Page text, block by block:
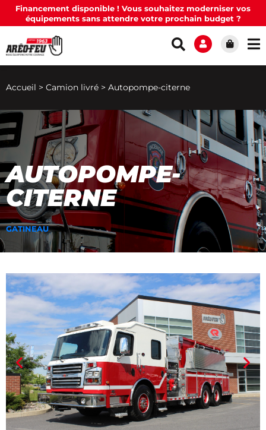
Financement disponible ! Vous souhaitez moderniser vos
équipements sans attendre votre prochain budget ?
Accueil > Camion livré > Autopompe-citerne
AUTOPOMPE-
CITERNE
GATINEAU